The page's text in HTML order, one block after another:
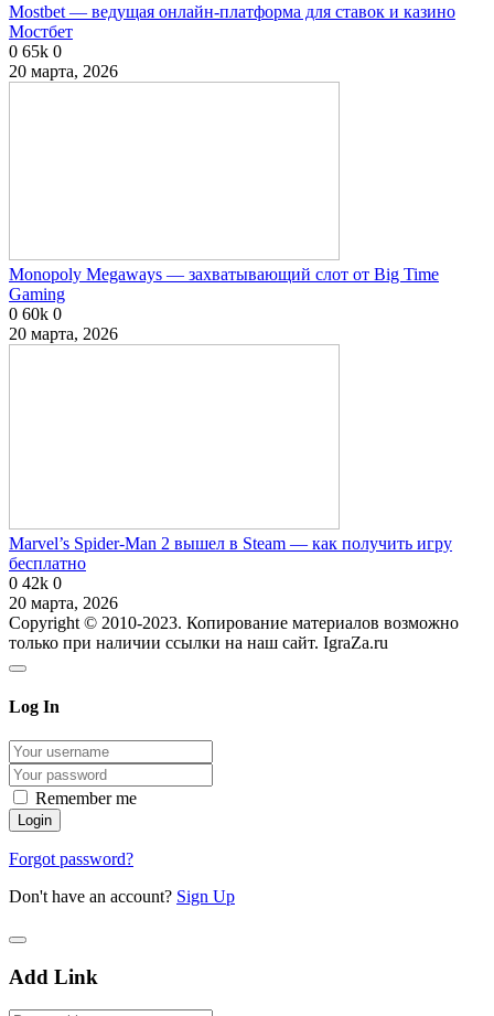
Mostbet — ведущая онлайн-платформа для ставок и казино
Мостбет
0 65k 0
20 марта, 2026
Monopoly Megaways — захватывающий слот от Big Time
Gaming
0 60k 0
20 марта, 2026
Marvel’s Spider-Man 2 вышел в Steam — как получить игру
бесплатно
0 42k 0
20 марта, 2026
Copyright © 2010-2023. Копирование материалов возможно
только при наличии ссылки на наш сайт. IgraZa.ru
Log In
Remember me
Forgot password?
Don't have an account? Sign Up
Add Link